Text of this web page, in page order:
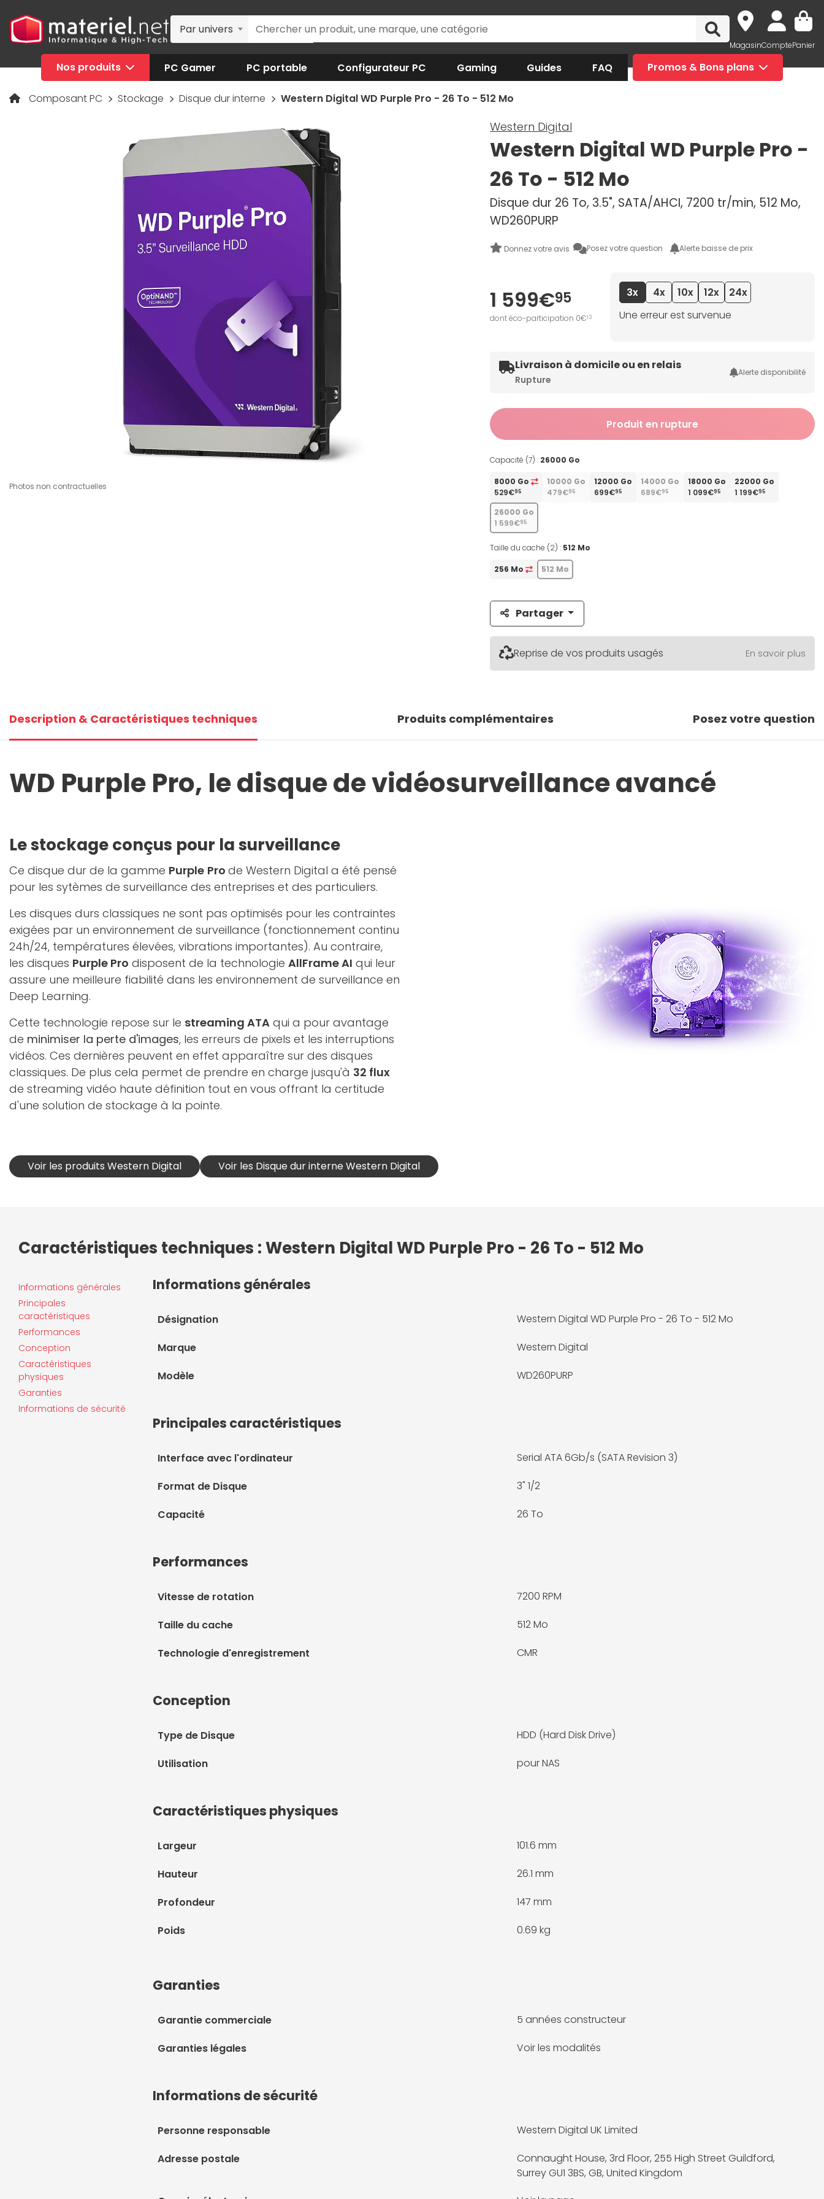
Par univers
MagasinComptePanier
Nos produits PC Gamer PC portable Configurateur PC Gaming Guides FAQ Promos & Bons plans
Composant PC Stockage Disque dur interne Western Digital WD Purple Pro - 26 To - 512 Mo
Photos non contractuelles
Western Digital
Western Digital WD Purple Pro -
26 To - 512 Mo
Disque dur 26 To, 3.5", SATA/AHCI, 7200 tr/min, 512 Mo,
WD260PURP
Donnez votre avis Posez votre question Alerte baisse de prix
1 599€95
dont éco-participation 0€13
3x 4x 10x 12x
24x
Une erreur est survenue
Livraison à domicile ou en relais
Rupture
Alerte disponibilité
Produit en rupture
Capacité (7) : 26000 Go
8000 Go
529€95
10000 Go
479€95
12000 Go
699€95
14000 Go
689€95
18000 Go
1 099€95
22000 Go
1 199€95
26000 Go
1 599€95
Taille du cache (2) : 512 Mo
256 Mo 512 Mo
Partager
Reprise de vos produits usagés En savoir plus
Description & Caractéristiques techniques Produits complémentaires Posez votre question
WD Purple Pro, le disque de vidéosurveillance avancé
Le stockage conçus pour la surveillance
Ce disque dur de la gamme Purple Pro de Western Digital a été pensé
pour les sytèmes de surveillance des entreprises et des particuliers.
Les disques durs classiques ne sont pas optimisés pour les contraintes
exigées par un environnement de surveillance (fonctionnement continu
24h/24, températures élevées, vibrations importantes). Au contraire,
les disques Purple Pro disposent de la technologie AllFrame AI qui leur
assure une meilleure fiabilité dans les environnement de surveillance en
Deep Learning.
Cette technologie repose sur le streaming ATA qui a pour avantage
de minimiser la perte d'images, les erreurs de pixels et les interruptions
vidéos. Ces dernières peuvent en effet apparaître sur des disques
classiques. De plus cela permet de prendre en charge jusqu'à 32 flux
de streaming vidéo haute définition tout en vous offrant la certitude
d'une solution de stockage à la pointe.
Voir les produits Western Digital Voir les Disque dur interne Western Digital
Caractéristiques techniques : Western Digital WD Purple Pro - 26 To - 512 Mo
Informations générales
Principales
caractéristiques
Performances
Conception
Caractéristiques
physiques
Garanties
Informations de sécurité
Informations générales
Désignation Western Digital WD Purple Pro - 26 To - 512 Mo
Marque Western Digital
Modèle WD260PURP
Principales caractéristiques
Interface avec l'ordinateur Serial ATA 6Gb/s (SATA Revision 3)
Format de Disque 3" 1/2
Capacité 26 To
Performances
Vitesse de rotation 7200 RPM
Taille du cache 512 Mo
Technologie d'enregistrement CMR
Conception
Type de Disque HDD (Hard Disk Drive)
Utilisation pour NAS
Caractéristiques physiques
Largeur 101.6 mm
Hauteur 26.1 mm
Profondeur 147 mm
Poids 0.69 kg
Garanties
Garantie commerciale 5 années constructeur
Garanties légales Voir les modalités
Informations de sécurité
Personne responsable Western Digital UK Limited
Adresse postale
Connaught House, 3rd Floor, 255 High Street Guildford,
Surrey GU1 3BS, GB, United Kingdom